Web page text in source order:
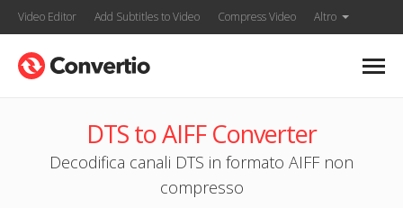
Video Editor Add Subtitles to Video Compress Video Altro
DTS to AIFF Converter
Decodifica canali DTS in formato AIFF non
compresso